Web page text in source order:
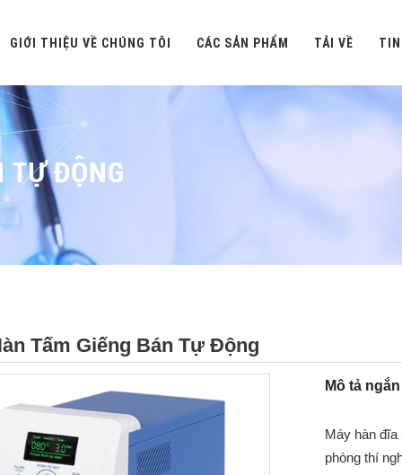
GIỚI THIỆU VỀ CHÚNG TÔI CÁC SẢN PHẨM TẢI VỀ
TỰ ĐỘNG
Tấm Giếng Bán Tự Động
Mô tả
Máy hàn
phòng thí